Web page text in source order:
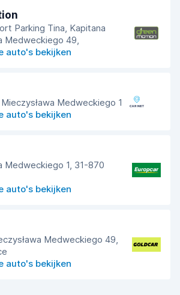
Parking Tina, Kapitana
Medweckiego 49,
auto's bekijken
Medweckiego 1
auto's bekijken
Medweckiego 1, 31-870
auto's bekijken
Medweckiego 49,
auto's bekijken